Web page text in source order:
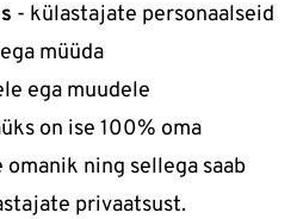
- külastajate personaalseid
müüda
ega muudele
on ise 100% oma
ning sellega saab
privaatsust.